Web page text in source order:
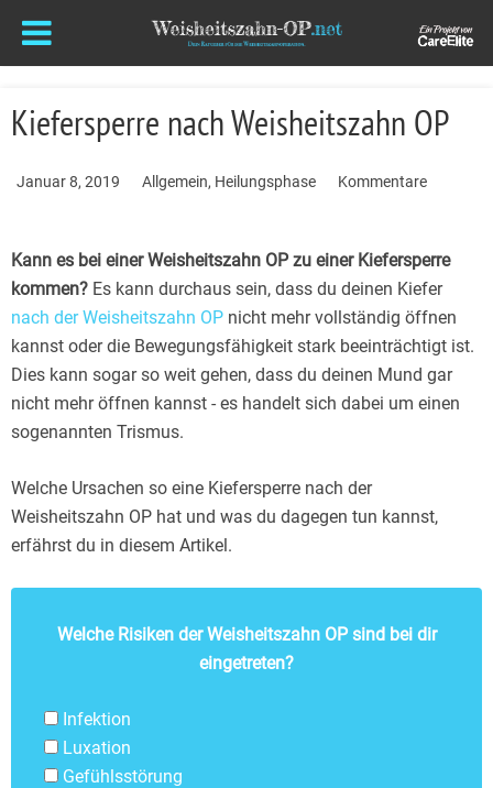
Kiefersperre nach Weisheitszahn OP
Januar 8, 2019 Allgemein, Heilungsphase Kommentare
Kann es bei einer Weisheitszahn OP zu einer Kiefersperre
kommen? Es kann durchaus sein, dass du deinen Kiefer
nach der Weisheitszahn OP nicht mehr vollständig öffnen
kannst oder die Bewegungsfähigkeit stark beeinträchtigt ist.
Dies kann sogar so weit gehen, dass du deinen Mund gar
nicht mehr öffnen kannst - es handelt sich dabei um einen
sogenannten Trismus.
Welche Ursachen so eine Kiefersperre nach der
Weisheitszahn OP hat und was du dagegen tun kannst,
erfährst du in diesem Artikel.
Welche Risiken der Weisheitszahn OP sind bei dir
eingetreten?
Infektion
Luxation
Gefühlsstörung